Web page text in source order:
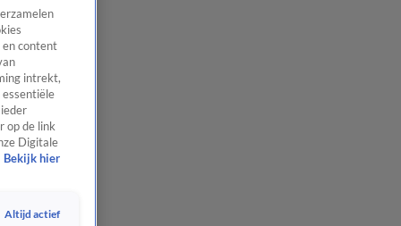
en content
intrekt,
op de link
Digitale
Bekijk hier
Altijd actief